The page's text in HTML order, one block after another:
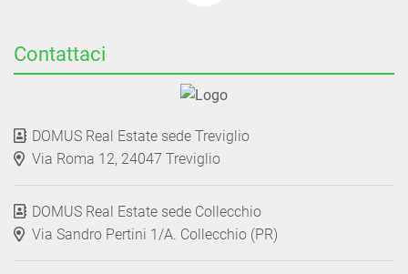
Contattaci
DOMUS Real Estate sede Treviglio
Via Roma 12, 24047 Treviglio
DOMUS Real Estate sede Collecchio
Via Sandro Pertini 1/A. Collecchio (PR)